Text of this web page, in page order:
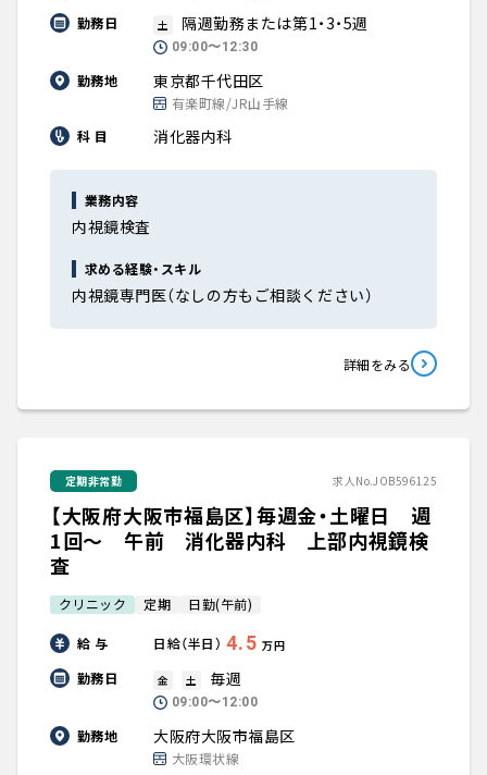
勤務日 土 隔週勤務または第1・3・5週
09:00〜12:30
勤務地 東京都千代田区
有楽町線/JR山手線
科 目
消化器内科
業務内容
内視鏡検査
求める経験・スキル
内視鏡専門医（なしの方もご相談ください）
詳細をみる
定期非常勤 求人No.JOB596125
【大阪府大阪市福島区】毎週金・土曜日 週
1回～ 午前 消化器内科 上部内視鏡検
査
クリニック 定期 日勤(午前)
給 与 日給（半日） 4.5 万円
勤務日 金 土 毎週
09:00〜12:00
勤務地 大阪府大阪市福島区
大阪環状線